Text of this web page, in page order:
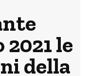
le
della